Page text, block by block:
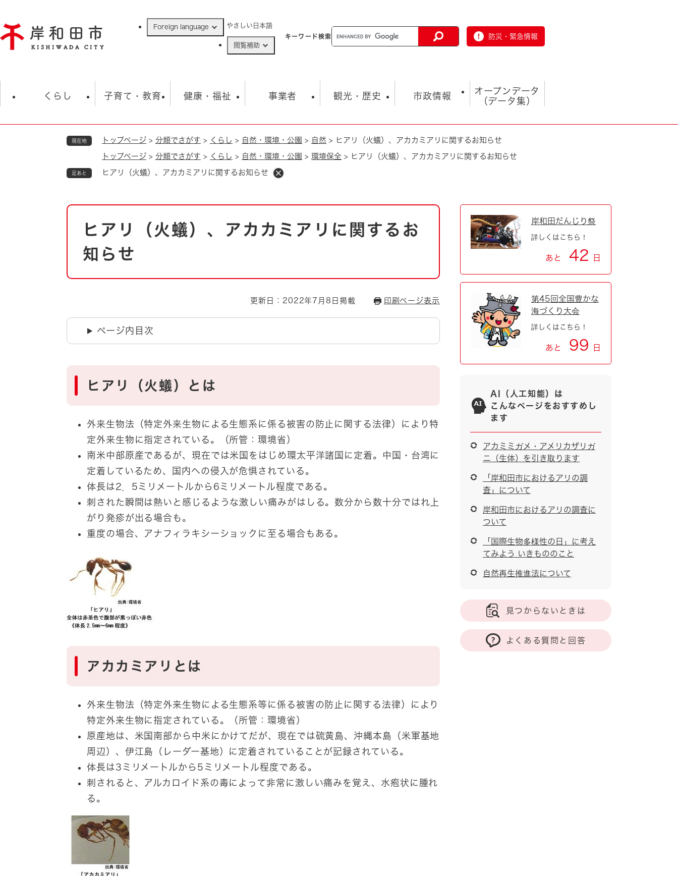
ジ
の
Foreign language やさしい日本語
閲覧補助
キーワード検索 防災・緊急情報
くらし
住民票・戸籍
防災・防犯
自然・環境・公園 住宅
男女共同参画
地域コミュニティ・ボラン
子育て・教育
学校 子育て
健康・福祉
福祉・健康・生活 生涯学習・スポーツ
事業者
入札・契約情報 まちづくり・協働
観光・歴史
観光 観光スポット
とじる
市政情報
市の概要 総合計画
オープンデータ
（データ集）
オープンデータ
現在地 トップページ > 分類でさがす > くらし > 自然・環境・公園 > 自然 > ヒアリ（火蟻）、アカカミアリに関するお知らせ
トップページ > 分類でさがす > くらし > 自然・環境・公園 > 環境保全 > ヒアリ（火蟻）、アカカミアリに関するお知らせ
足あと ヒアリ（火蟻）、アカカミアリに関するお知らせ
本
ヒアリ（火蟻）、アカカミアリに関するお
知らせ
更新日：2022年7月8日掲載 印刷ページ表示
ページ内目次
ヒアリ（火蟻）とは
外来生物法（特定外来生物による生態系に係る被害の防止に関する法律）により特
定外来生物に指定されている。（所管：環境省）
南米中部原産であるが、現在では米国をはじめ環太平洋諸国に定着。中国・台湾に
定着しているため、国内への侵入が危惧されている。
体長は2．5ミリメートルから6ミリメートル程度である。
刺された瞬間は熱いと感じるような激しい痛みがはしる。数分から数十分ではれ上
がり発疹が出る場合も。
重度の場合、アナフィラキシーショックに至る場合もある。
アカカミアリとは
外来生物法（特定外来生物による生態系等に係る被害の防止に関する法律）により
特定外来生物に指定されている。（所管：環境省）
原産地は、米国南部から中米にかけてだが、現在では硫黄島、沖縄本島（米軍基地
周辺）、伊江島（レーダー基地）に定着されていることが記録されている。
体長は3ミリメートルから5ミリメートル程度である。
刺されると、アルカロイド系の毒によって非常に激しい痛みを覚え、水疱状に腫れ
る。
岸和田だんじり祭
詳しくはこちら！
あと 42 日
第45回全国豊かな
海づくり大会
詳しくはこちら！
あと 99 日
AI（人工知能）は
こんなページをおすすめし
ます
アカミミガメ・アメリカザリガ
ニ（生体）を引き取ります
「岸和田市におけるアリの調
査」について
岸和田市におけるアリの調査に
ついて
「国際生物多様性の日」に考え
てみよう いきもののこと
自然再生推進法について
見つからないときは
よくある質問と回答